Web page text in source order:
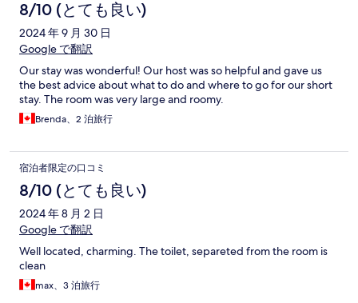
8/10 (とても良い)
2024 年 9 月 30 日
Google で翻訳
Our stay was wonderful! Our host was so helpful and gave us
the best advice about what to do and where to go for our short
stay. The room was very large and roomy.
Brenda、2 泊旅行
宿泊者限定の口コミ
8/10 (とても良い)
2024 年 8 月 2 日
Google で翻訳
Well located, charming. The toilet, separeted from the room is
clean
max、3 泊旅行